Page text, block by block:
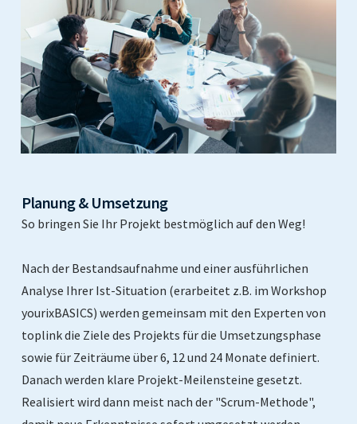
Planung & Umsetzung
So bringen Sie Ihr Projekt bestmöglich auf den Weg!
Nach der Bestandsaufnahme und einer ausführlichen
Analyse Ihrer Ist-Situation (erarbeitet z.B. im Workshop
yourixBASICS) werden gemeinsam mit den Experten von
toplink die Ziele des Projekts für die Umsetzungsphase
sowie für Zeiträume über 6, 12 und 24 Monate definiert.
Danach werden klare Projekt-Meilensteine gesetzt.
Realisiert wird dann meist nach der "Scrum-Methode",